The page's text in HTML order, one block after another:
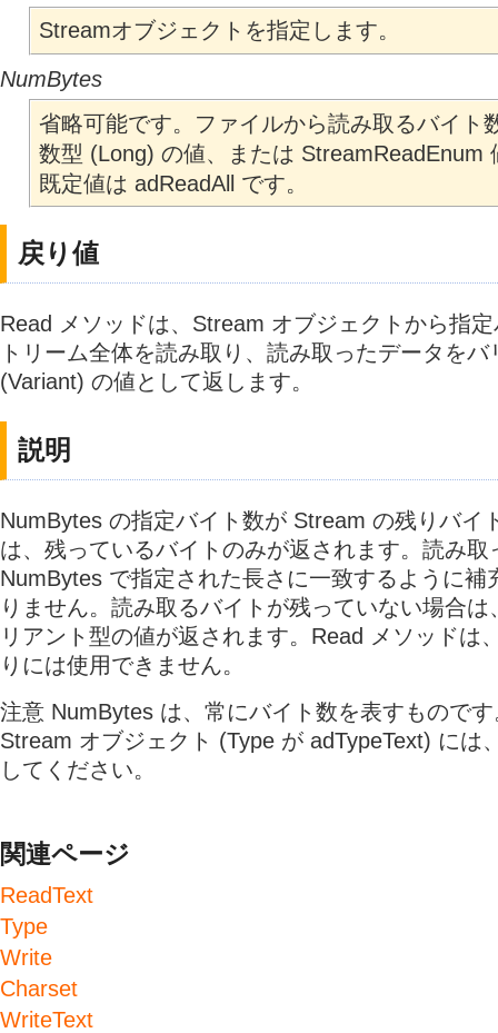
Streamオブジェクトを指定します。
NumBytes
省略可能です。ファイルから読み取るバイト
数型 (Long) の値、または StreamReadEnum
既定値は adReadAll です。
戻り値
Read メソッドは、Stream オブジェクトから指
トリーム全体を読み取り、読み取ったデータをバ
(Variant) の値として返します。
説明
NumBytes の指定バイト数が Stream の残りバイ
は、残っているバイトのみが返されます。読み取
NumBytes で指定された長さに一致するように補
りません。読み取るバイトが残っていない場合は
リアント型の値が返されます。Read メソッドは
りには使用できません。
注意 NumBytes は、常にバイト数を表すもので
Stream オブジェクト (Type が adTypeText) には
してください。
関連ページ
ReadText
Type
Write
Charset
WriteText